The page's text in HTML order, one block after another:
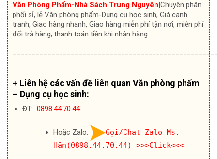
Văn Phòng Phẩm-Nhà Sách Trung Nguyên |Chuyên phân
phối sỉ, lẻ Văn phòng phẩm-Dụng cụ học sinh, Giá cạnh
tranh, Giao hàng nhanh, Giao hàng miễn phí tận nơi, miễn phí
đổi trả hàng, thanh toán tiền khi nhận hàng
+ Liên hệ các vấn đề liên quan Văn phòng phẩm
– Dụng cụ học sinh:
ĐT: 0898.44.70.44
Hoặc Zalo:
Gọi/Chat Zalo Ms.
Hân(0898.44.70.44)
>>>Click<<<